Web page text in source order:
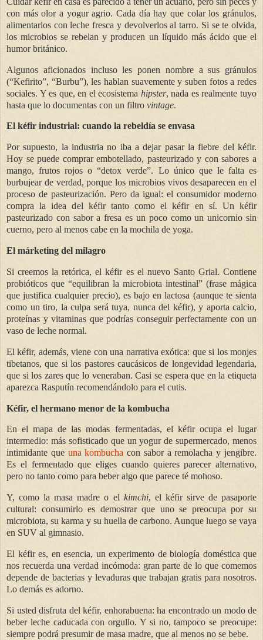
con más olor a yogur agrio. Cada día hay que colar los gránulos,
alimentarlos con leche fresca y devolverlos al tarro. Si se te olvida,
los microbios se rebelan y producen un líquido más ácido que el
humor británico.
Algunos aficionados incluso les ponen nombre a sus gránulos
(“Kefirito”, “Burbu”), les hablan suavemente y suben fotos a redes
sociales. Y es que, en el ecosistema hipster, nada es realmente tuyo
hasta que lo documentas con un filtro vintage.
El kéfir industrial: cuando la rebeldía se envasa
Por supuesto, la industria no iba a dejar pasar la fiebre del kéfir.
Hoy se puede comprar embotellado, pasteurizado y con sabores a
mango, frutos rojos o “detox verde”. Lo único que le falta es
burbujear de verdad, porque los microbios vivos desaparecen en el
proceso de pasteurización. Pero da igual: el consumidor moderno
compra la idea del kéfir tanto como el kéfir en sí. Un kéfir
pasteurizado con sabor a fresa es un poco como un unicornio sin
cuerno, pero al menos cabe en la mochila de yoga.
El márketing del milagro
Si creemos la retórica, el kéfir es el nuevo Santo Grial. Contiene
probióticos que “equilibran la microbiota intestinal” (frase mágica
que justifica cualquier precio), es bajo en lactosa (aunque te sienta
como un tiro, la culpa será tuya, nunca del kéfir), y aporta calcio,
proteínas y vitaminas que podrías conseguir perfectamente con un
vaso de leche normal.
El kéfir, además, viene con una narrativa exótica: que si los monjes
tibetanos, que si los pastores caucásicos de longevidad legendaria,
que si los zares que lo veneraban. Casi se espera que en la etiqueta
aparezca Rasputín recomendándolo para el cutis.
Kéfir, el hermano menor de la kombucha
En el mapa de las modas fermentadas, el kéfir ocupa el lugar
intermedio: más sofisticado que un yogur de supermercado, menos
intimidante que una kombucha con sabor a remolacha y jengibre.
Es el fermentado que eliges cuando quieres parecer alternativo,
pero no tanto como para beber algo que parece té mohoso.
Y, como la masa madre o el kimchi, el kéfir sirve de pasaporte
cultural: consumirlo es demostrar que uno se preocupa por su
microbiota, su karma y su huella de carbono. Aunque luego se vaya
en SUV al gimnasio.
El kéfir es, en esencia, un experimento de biología doméstica que
nos recuerda una verdad incómoda: gran parte de lo que comemos
depende de bacterias y levaduras que trabajan gratis para nosotros.
Lo demás es adorno.
Si usted disfruta del kéfir, enhorabuena: ha encontrado un modo de
beber leche caducada con orgullo. Y si no, tampoco se preocupe:
siempre podrá presumir de masa madre, que al menos no se bebe.